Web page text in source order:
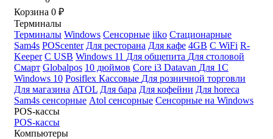
Корзина 0 ₽
Терминалы
Терминалы Windows Сенсорные iiko Стационарные
Sam4s POScenter Для ресторана Для кафе 4GB С WiFi R-
Keeper С USB Windows 11 Для общепита Для столовой
Смарт Globalpos 10 дюймов Core i3 Datavan Для 1С
Windows 10 Posiflex Кассовые Для розничной торговли
Для магазина ATOL Для бара Для кофейни Для horeca
Sam4s сенсорные Atol сенсорные Сенсорные на Windows
POS-кассы
POS-кассы
Компьютеры